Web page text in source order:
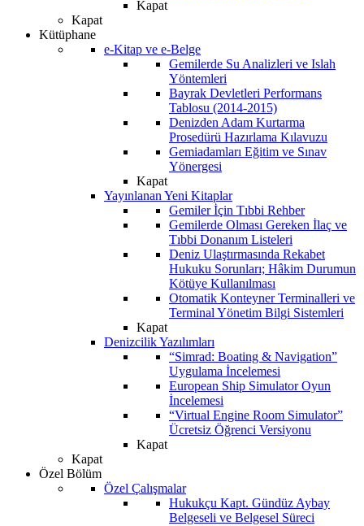
Kapat
Kapat
Kütüphane
e-Kitap ve e-Belge
Gemilerde Su Analizleri ve Islah
Yöntemleri
Bayrak Devletleri Performans
Tablosu (2014-2015)
Denizden Adam Kurtarma
Prosedürü Hazırlama Kılavuzu
Gemiadamları Eğitim ve Sınav
Yönergesi
Kapat
Yayınlanan Yeni Kitaplar
Gemiler İçin Tıbbi Rehber
Gemilerde Olması Gereken İlaç ve
Tıbbi Donanım Listeleri
Deniz Ulaştırmasında Rekabet
Hukuku Sorunları; Hâkim Durumun
Kötüye Kullanılması
Otomatik Konteyner Terminalleri ve
Terminal Yönetim Bilgi Sistemleri
Kapat
Denizcilik Yazılımları
“Simrad: Boating & Navigation”
Uygulama İncelemesi
European Ship Simulator Oyun
İncelemesi
“Virtual Engine Room Simulator”
Ücretsiz Öğrenci Versiyonu
Kapat
Kapat
Özel Bölüm
Özel Çalışmalar
Hukukçu Kapt. Gündüz Aybay
Belgeseli ve Belgesel Süreci